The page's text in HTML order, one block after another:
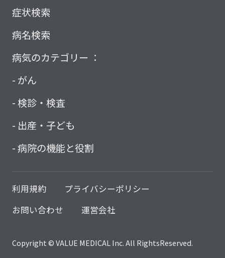
症状検索
病名検索
病気のカテゴリー ：
がん
検診・検査
出産・子ども
病院の機能と役割
利用規約
プライバシーポリシー
お問い合わせ
運営会社
Copyright © VALUE MEDICAL Inc. All RightsReserved.